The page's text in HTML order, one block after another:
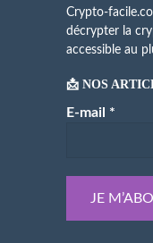
Crypto-
décrypter la
accessible au
📩 NOS
E-mail *